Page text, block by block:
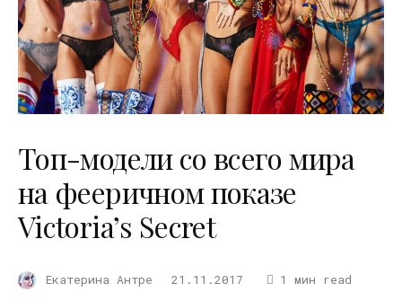
Топ-модели со всего мира
на фееричном показе
Victoria’s Secret
Екатерина Антре 21.11.2017 1 мин read